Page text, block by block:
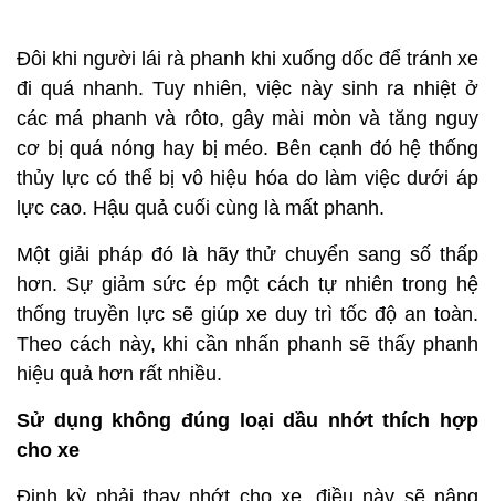
Đôi khi người lái rà phanh khi xuống dốc để tránh xe
đi quá nhanh. Tuy nhiên, việc này sinh ra nhiệt ở
các má phanh và rôto, gây mài mòn và tăng nguy
cơ bị quá nóng hay bị méo. Bên cạnh đó hệ thống
thủy lực có thể bị vô hiệu hóa do làm việc dưới áp
lực cao. Hậu quả cuối cùng là mất phanh.
Một giải pháp đó là hãy thử chuyển sang số thấp
hơn. Sự giảm sức ép một cách tự nhiên trong hệ
thống truyền lực sẽ giúp xe duy trì tốc độ an toàn.
Theo cách này, khi cần nhấn phanh sẽ thấy phanh
hiệu quả hơn rất nhiều.
Sử dụng không đúng loại dầu nhớt thích hợp
cho xe
Định kỳ phải thay nhớt cho xe, điều này sẽ nâng